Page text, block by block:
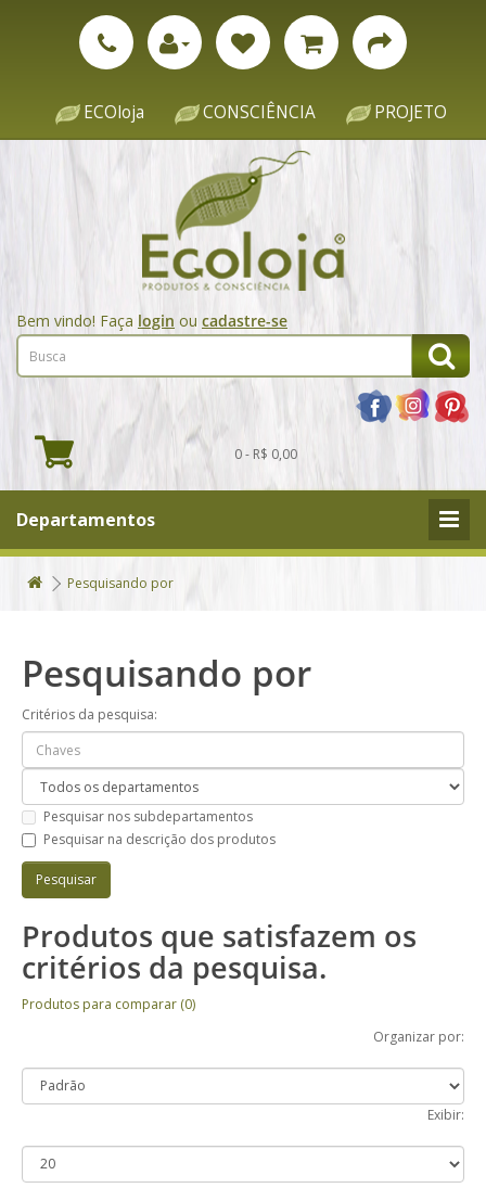
ECOloja CONSCIÊNCIA PROJETO
Bem vindo! Faça login ou cadastre-se
0 - R$ 0,00
Departamentos
Pesquisando por
Pesquisando por
Critérios da pesquisa:
Pesquisar nos subdepartamentos
Pesquisar na descrição dos produtos
Produtos que satisfazem os
critérios da pesquisa.
Produtos para comparar (0)
Organizar por:
Exibir: